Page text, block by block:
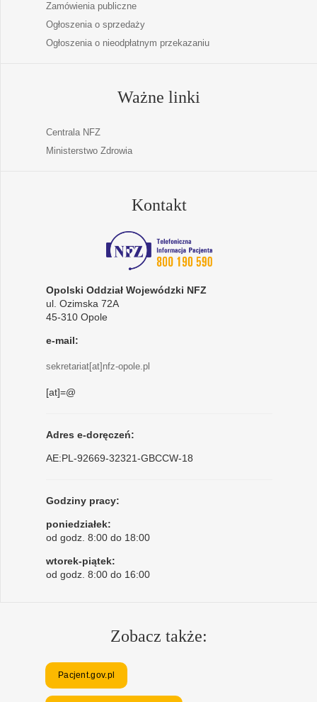
Zamówienia publiczne
Ogłoszenia o sprzedaży
Ogłoszenia o nieodpłatnym przekazaniu
Ważne linki
Centrala NFZ
Ministerstwo Zdrowia
Kontakt
Opolski Oddział Wojewódzki NFZ
ul. Ozimska 72A
45-310 Opole
e-mail:
sekretariat[at]nfz-opole.pl
[at]=@
Adres e-doręczeń:
AE:PL-92669-32321-GBCCW-18
Godziny pracy:
poniedziałek:
od godz. 8:00 do 18:00
wtorek-piątek:
od godz. 8:00 do 16:00
Zobacz także:
Pacjent.gov.pl